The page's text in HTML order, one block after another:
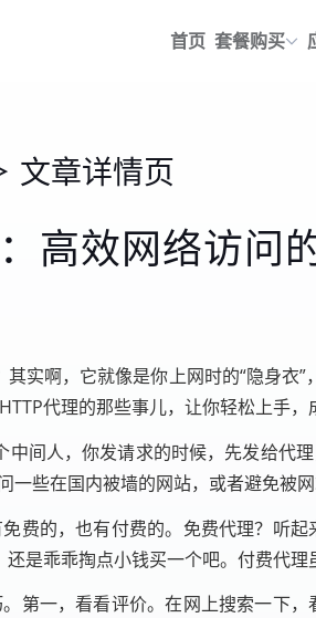
首页 套餐购买
文章详情页
高效网络访问
实啊，它就像是你上网时的“隐身
代理的那些事儿，让你轻松上手，
间人，你发请求的时候，先发给
些在国内被墙的网站，或者避免被网
费的，也有付费的。免费代理？听
是乖乖掏点小钱买一个吧。付费代
第一，看看评价。在网上搜索一下